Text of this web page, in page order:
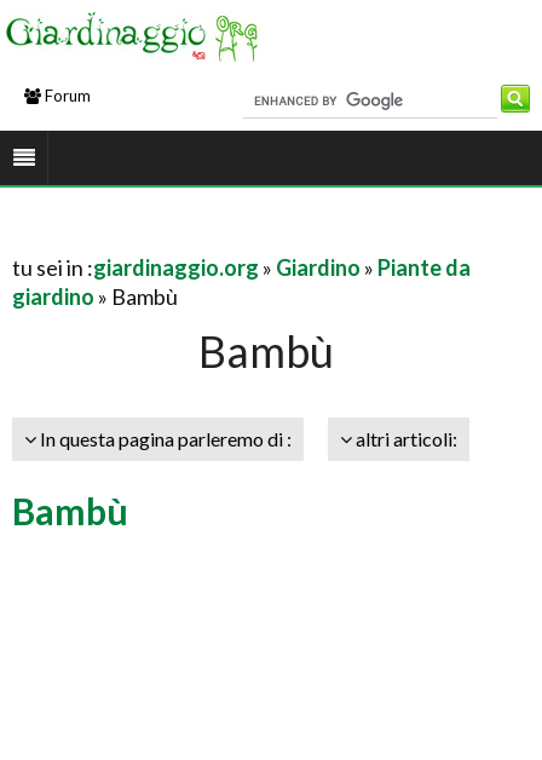
Forum
tu sei in :giardinaggio.org » Giardino » Piante da
giardino » Bambù
Bambù
In questa pagina parleremo di : altri articoli:
Bambù